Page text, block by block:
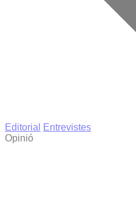
Editorial
Entrevistes
Opinió